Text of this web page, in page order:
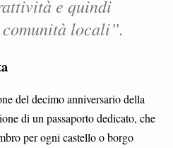
e quindi
locali”.
del decimo anniversario della
di un passaporto dedicato, che
per ogni castello o borgo